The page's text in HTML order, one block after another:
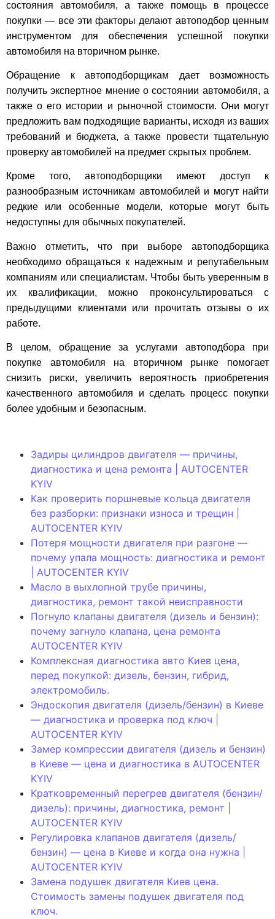
состояния автомобиля, а также помощь в процессе
покупки — все эти факторы делают автоподбор ценным
инструментом для обеспечения успешной покупки
автомобиля на вторичном рынке.
Обращение к автоподборщикам дает возможность
получить экспертное мнение о состоянии автомобиля, а
также о его истории и рыночной стоимости. Они могут
предложить вам подходящие варианты, исходя из ваших
требований и бюджета, а также провести тщательную
проверку автомобилей на предмет скрытых проблем.
Кроме того, автоподборщики имеют доступ к
разнообразным источникам автомобилей и могут найти
редкие или особенные модели, которые могут быть
недоступны для обычных покупателей.
Важно отметить, что при выборе автоподборщика
необходимо обращаться к надежным и репутабельным
компаниям или специалистам. Чтобы быть уверенным в
их квалификации, можно проконсультироваться с
предыдущими клиентами или прочитать отзывы о их
работе.
В целом, обращение за услугами автоподбора при
покупке автомобиля на вторичном рынке помогает
снизить риски, увеличить вероятность приобретения
качественного автомобиля и сделать процесс покупки
более удобным и безопасным.
Задиры цилиндров двигателя — причины,
диагностика и цена ремонта | AUTOCENTER
KYIV
Как проверить поршневые кольца двигателя
без разборки: признаки износа и трещин |
AUTOCENTER KYIV
Потеря мощности двигателя при разгоне —
почему упала мощность: диагностика и ремонт
| AUTOCENTER KYIV
Масло в выхлопной трубе причины,
диагностика, ремонт такой неисправности
Погнуло клапаны двигателя (дизель и бензин):
почему загнуло клапана, цена ремонта
AUTOCENTER KYIV
Комплексная диагностика авто Киев цена,
перед покупкой: дизель, бензин, гибрид,
электромобиль.
Эндоскопия двигателя (дизель/бензин) в Киеве
— диагностика и проверка под ключ |
AUTOCENTER KYIV
Замер компрессии двигателя (дизель и бензин)
в Киеве — цена и диагностика в AUTOCENTER
KYIV
Кратковременный перегрев двигателя (бензин/
дизель): причины, диагностика, ремонт |
AUTOCENTER KYIV
Регулировка клапанов двигателя (дизель/
бензин) — цена в Киеве и когда она нужна |
AUTOCENTER KYIV
Замена подушек двигателя Киев цена.
Стоимость замены подушек двигателя под
ключ.